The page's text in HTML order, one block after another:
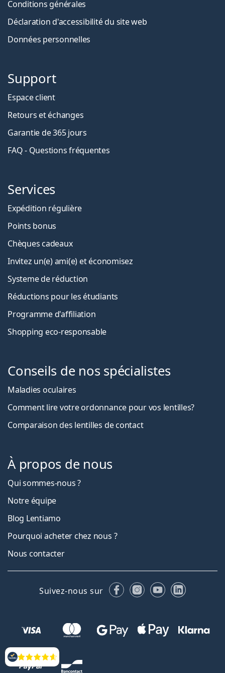
Évaluation
Conditions générales
Déclaration d'accessibilité du site web
Données personnelles
Support
Espace client
Retours et échanges
Garantie de 365 jours
FAQ - Questions fréquentes
Services
Expédition régulière
Points bonus
Chèques cadeaux
Invitez un(e) ami(e) et économisez
Systeme de réduction
Réductions pour les étudiants
Programme d'affiliation
Shopping eco-responsable
Conseils de nos spécialistes
Maladies oculaires
Comment lire votre ordonnance pour vos lentilles?
Comparaison des lentilles de contact
À propos de nous
Qui sommes-nous ?
Notre équipe
Blog Lentiamo
Pourquoi acheter chez nous ?
Nous contacter
Suivez-nous sur FacebookInstagram
YouTubeLinkedIn